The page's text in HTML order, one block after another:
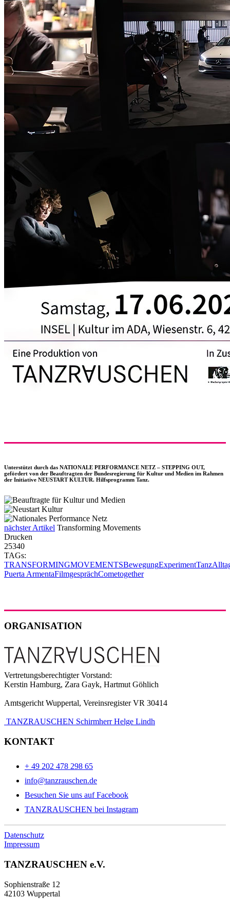
Unterstützt durch das NATIONALE PERFORMANCE NETZ – STEPPING OUT,
gefördert von der Beauftragten der Bundesregierung für Kultur und Medien im Rahmen
der Initiative NEUSTART KULTUR. Hilfsprogramm Tanz.
nächster Artikel Transforming Movements
Drucken
25340
TAGs:
TRANSFORMINGMOVEMENTSBewegungExperimentTanz
Puerta ArmentaFilmgesprächCometogether
ORGANISATION
Vertretungsberechtigter Vorstand:
Kerstin Hamburg, Zara Gayk, Hartmut Göhlich
Amtsgericht Wuppertal, Vereinsregister VR 30414
TANZRAUSCHEN Schirmherr Helge Lindh
KONTAKT
+ 49 202 478 298 65
info@tanzrauschen.de
Besuchen Sie uns auf Facebook
TANZRAUSCHEN bei Instagram
Datenschutz
Impressum
TANZRAUSCHEN e.V.
Sophienstraße 12
42103 Wuppertal